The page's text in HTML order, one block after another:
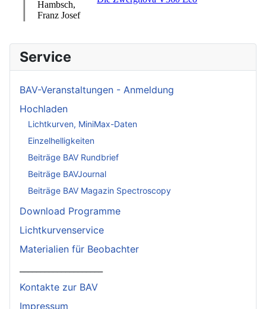
Service
BAV-Veranstaltungen - Anmeldung
Hochladen
Lichtkurven, MiniMax-Daten
Einzelhelligkeiten
Beiträge BAV Rundbrief
Beiträge BAVJournal
Beiträge BAV Magazin Spectroscopy
Download Programme
Lichtkurvenservice
Materialien für Beobachter
Kontakte zur BAV
Impressum